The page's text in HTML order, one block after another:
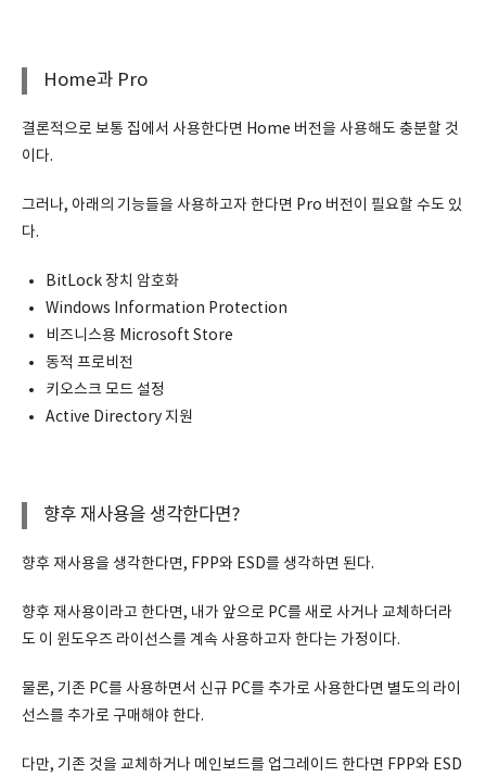
Home과 Pro
결론적으로 보통 집에서 사용한다면 Home 버전을 사용해도 충분할 것
이다.
그러나, 아래의 기능들을 사용하고자 한다면 Pro 버전이 필요할 수도 있
다.
BitLock 장치 암호화
Windows Information Protection
비즈니스용 Microsoft Store
동적 프로비전
키오스크 모드 설정
Active Directory 지원
향후 재사용을 생각한다면?
향후 재사용을 생각한다면, FPP와 ESD를 생각하면 된다.
향후 재사용이라고 한다면, 내가 앞으로 PC를 새로 사거나 교체하더라
도 이 윈도우즈 라이선스를 계속 사용하고자 한다는 가정이다.
물론, 기존 PC를 사용하면서 신규 PC를 추가로 사용한다면 별도의 라이
선스를 추가로 구매해야 한다.
다만, 기존 것을 교체하거나 메인보드를 업그레이드 한다면 FPP와 ESD